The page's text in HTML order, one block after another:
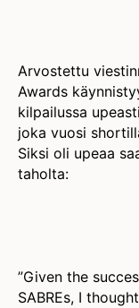
Arvostettu
Awards
kilpailussa
joka vuosi
Siksi oli upeaa
taholta:
”Given the
SABREs, I